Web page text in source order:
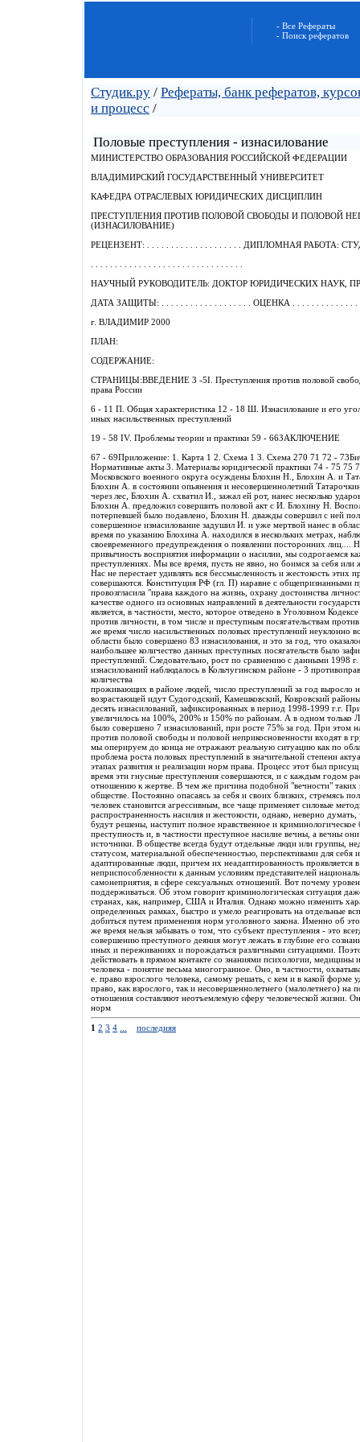
- Все Рефераты
- Поиск рефератов
Студик.ру / Рефераты, банк рефератов,
и процесс /
Половые преступления - изнасилование
МИНИСТЕРСТВО ОБРАЗОВАНИЯ РОССИЙСКОЙ ФЕДЕРАЦИИ
ВЛАДИМИРСКИЙ ГОСУДАРСТВЕННЫЙ УНИВЕРСИТЕТ
КАФЕДРА ОТРАСЛЕВЫХ ЮРИДИЧЕСКИХ ДИСЦИПЛИН
ПРЕСТУПЛЕНИЯ ПРОТИВ ПОЛОВОЙ СВОБОДЫ И ПОЛОВОЙ
(ИЗНАСИЛОВАНИЕ)
РЕЦЕНЗЕНТ: . . . . . . . . . . . . . . . . . . . . ДИПЛОМНАЯ РАБОТА:
НАУЧНЫЙ РУКОВОДИТЕЛЬ: ДОКТОР ЮРИДИЧЕСКИХ НАУК,
ДАТА ЗАЩИТЫ: . . . . . . . . . . . . . . . . . . . ОЦЕНКА . . . . . . . . . . . . . .
г. ВЛАДИМИР 2000
ПЛАН:
СОДЕРЖАНИЕ:
СТРАНИЦЫ:ВВЕДЕНИЕ 3 -5I. Преступления против половой
права России
6 - 11 П. Общая характеристика 12 - 18 Ш. Изнасилование и его
иных насильственных преступлений
19 - 58 IV. Проблемы теории и практики 59 - 66ЗАКЛЮЧЕНИЕ
67 - 69Приложение: 1. Карта 1 2. Схема 1 3. Схема 270 71 72 -
Нормативные акты 3. Материалы юридической практики 74 - 75 75
Московского военного округа осуждены Блохин Н., Блохин А. и
Блохин А. в состоянии опьянения и несовершеннолетний
через лес, Блохин А. схватил И., зажал ей рот, нанес несколько
Блохин А. предложил совершить половой акт с И. Блохину Н.
потерпевшей было подавлено, Блохин Н. дважды совершил с ней
совершенное изнасилование задушил И. и уже мертвой нанес в
время по указанию Блохина А. находился в нескольких метрах,
своевременного предупреждения о появлении посторонних лиц....
привычность восприятия информации о насилии, мы содрогаемся
преступлениях. Мы все время, пусть не явно, но боимся за себя или
Нас не перестает удивлять вся бессмысленность и жестокость этих
совершаются. Конституция РФ (гл. П) наравне с общепризнанными
провозгласила "права каждого на жизнь, охрану достоинства
качестве одного из основных направлений в деятельности
является, в частности, место, которое отведено в Уголовном
против личности, в том числе и преступным посягательствам
же время число насильственных половых преступлений неуклонно
области было совершено 83 изнасилования, и это за год, что
наибольшее количество данных преступных посягательств было
преступлений. Следовательно, рост по сравнению с данными 1998
изнасилований наблюдалось в Кольчугинском районе - 3
количества
проживающих в районе людей, число преступлений за год выросло
возрастающей идут Судогодский, Камешковский, Ковровский
десять изнасилований, зафиксированных в период 1998-1999 г.г.
увеличилось на 100%, 200% и 150% по районам. А в одном только
было совершено 7 изнасилований, при росте 75% за год. При этом
против половой свободы и половой неприкосновенности входят в
мы оперируем до конца не отражают реальную ситуацию как по
проблема роста половых преступлений в значительной степени
этапах развития и реализации норм права. Процесс этот был
время эти гнусные преступления совершаются, и с каждым годом
отношению к жертве. В чем же причина подобной "вечности"
обществе. Постоянно опасаясь за себя и своих близких, стремясь
человек становится агрессивным, все чаще применяет силовые
распространенность насилия и жестокости, однако, неверно
будут решены, наступит полное нравственное и криминологическое
преступность и, в частности преступное насилие вечны, а вечны
источники. В обществе всегда будут отдельные люди или группы,
статусом, материальной обеспеченностью, перспективами для себя
адаптированные люди, причем их неадаптированность проявляется
неприспособленности к данным условиям представителей
самонеприятия, в сфере сексуальных отношений. Вот почему
поддерживаться. Об этом говорит криминологическая ситуация
странах, как, например, США и Италия. Однако можно изменить
определенных рамках, быстро и умело реагировать на отдельные
добиться путем применения норм уголовного закона. Именно об
же время нельзя забывать о том, что субъект преступления - это
совершению преступного деяния могут лежать в глубине его
иных и переживаниях и порождаться различными ситуациями.
действовать в прямом контакте со знаниями психологии, медицины
человека - понятие весьма многогранное. Оно, в частности,
е. право взрослого человека, самому решать, с кем и в какой форме
право, как взрослого, так и несовершеннолетнего (малолетнего) на
отношения составляют неотъемлемую сферу человеческой жизни.
норм
1 2 3 4 последняя